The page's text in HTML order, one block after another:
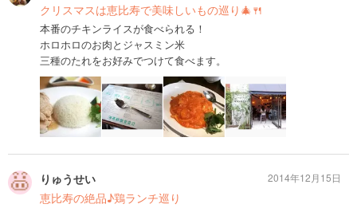
クリスマスは恵比寿で美味しいもの巡り🎄🍴
本番のチキンライスが食べられる！
ホロホロのお肉とジャスミン米
三種のたれをお好みでつけて食べます。
りゅうせい
恵比寿の絶品♪鶏ランチ巡り
2014年12月15日